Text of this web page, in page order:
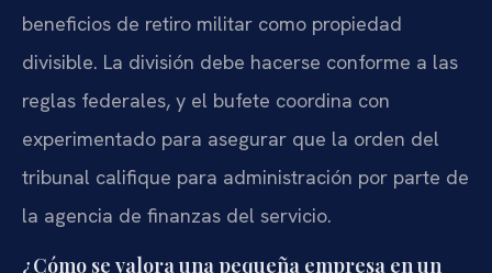
beneficios de retiro militar como propiedad
divisible. La división debe hacerse conforme a las
reglas federales, y el bufete coordina con
experimentado para asegurar que la orden del
tribunal califique para administración por parte de
la agencia de finanzas del servicio.
¿Cómo se valora una pequeña empresa en un